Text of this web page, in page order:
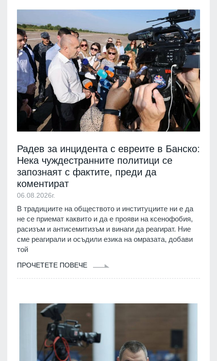
Радев за инцидента с евреите в Банско:
Нека чуждестранните политици се
запознаят с фактите, преди да
коментират
06.08.2026г.
В традициите на обществото и институциите ни е да
не се приемат каквито и да е прояви на ксенофобия,
расизъм и антисемитизъм и винаги да реагират. Ние
сме реагирали и осъдили езика на омразата, добави
той
ПРОЧЕТЕТЕ ПОВЕЧЕ